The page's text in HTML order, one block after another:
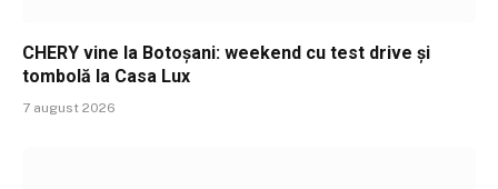
CHERY vine la Botoșani: weekend cu test drive și
tombolă la Casa Lux
7 august 2026